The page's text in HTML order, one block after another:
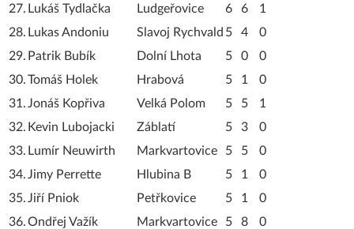
27. Lukáš Tydlačka Ludgeřovice 6 6
1
28. Lukas Andoniu Slavoj Rychvald 5 4
0
29. Patrik Bubík Dolní Lhota 5 0
0
30.Tomáš Holek Hrabová 5 1
0
31.Jonáš Kopřiva Velká Polom 5 5
1
32. Kevin Lubojacki Záblatí 5 3
0
33. Lumír Neuwirth Markvartovice 5 5
0
34.Jimy Perrette Hlubina B 5 1
0
35.Jiří Pniok Petřkovice 5 1
0
36.Ondřej Važík Markvartovice 5 8
0